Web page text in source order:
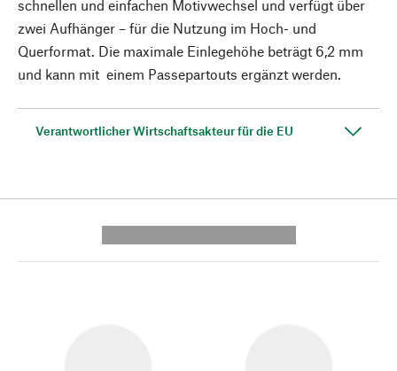
schnellen und einfachen Motivwechsel und verfügt über
zwei Aufhänger – für die Nutzung im Hoch- und
Querformat. Die maximale Einlegehöhe beträgt 6,2 mm
und kann mit einem Passepartouts ergänzt werden.
Verantwortlicher Wirtschaftsakteur für die EU